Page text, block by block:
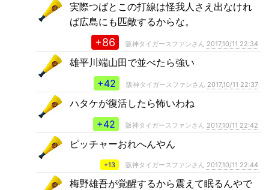
実際つばとこの打線は怪我人さえ出なけれ
ば広島にも匹敵するからな。
+86 阪神タイガースファンさん 2017,10/11 22:34
雄平川端山田で並べたら強い
+42
阪神タイガースファンさん 2017,10/11 22:37
ハタケが復活したら怖いわね
+42
阪神タイガースファンさん 2017,10/11 22:42
ピッチャーおれへんやん
+13 阪神タイガースファンさん 2017,10/11 22:44
梅野雄吾が覚醒するから震えて眠るんやで